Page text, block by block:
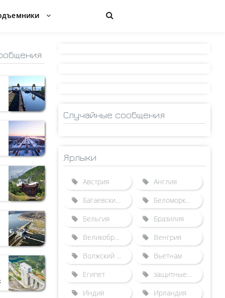
Случайные сообщения
Ярлыки
Австрия
Англия
Багаевский гидроузел
Беломорканал
Бельгия
Бразилия
Великобритания
Венгрия
Волжский бассейн
Вьетнам
Египет
защитные сооружения от наводнений
Индия
Ирландия